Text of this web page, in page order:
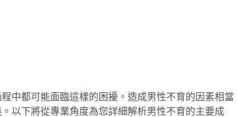
中都可能面臨這樣的困擾。造成男性不育的因素相當
以下將從專業角度為您詳細解析男性不育的主要成